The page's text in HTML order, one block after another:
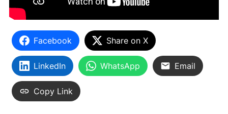
Facebook Share on X
LinkedIn WhatsApp Email
Copy Link